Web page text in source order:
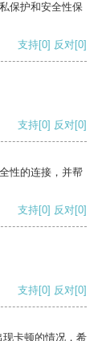
保护和安全性保
支持[0] 反对[0]
支持[0] 反对[0]
性的连接，并帮
支持[0] 反对[0]
支持[0] 反对[0]
卡顿的情况，希